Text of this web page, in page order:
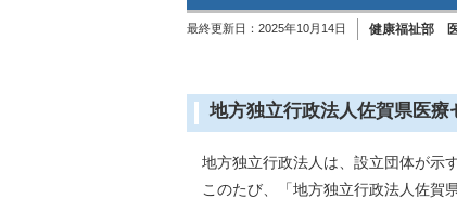
最終更新日： 2025年10月14日 健康福祉部
地方独立行政法人佐賀県医
地方独立行政法人は、設立団体が示
このたび、「地方独立行政法人佐賀